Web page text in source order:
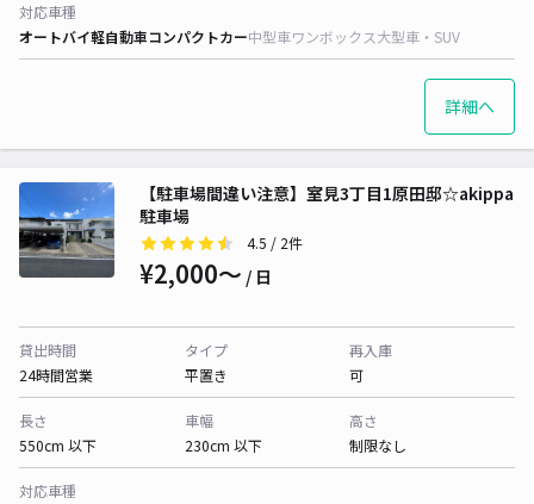
対応車種
オートバイ軽自動車コンパクトカー中型車ワンボックス大型車・SUV
詳細へ
【駐車場間違い注意】室見3丁目1原田邸☆akippa
駐車場
4.5 / 2件
¥2,000〜 / 日
貸出時間
24時間営業
タイプ
平置き
再入庫
可
長さ
550cm 以下
車幅
230cm 以下
高さ
制限なし
対応車種